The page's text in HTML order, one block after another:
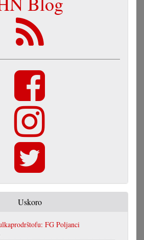
Uskoro
FG Poljanci